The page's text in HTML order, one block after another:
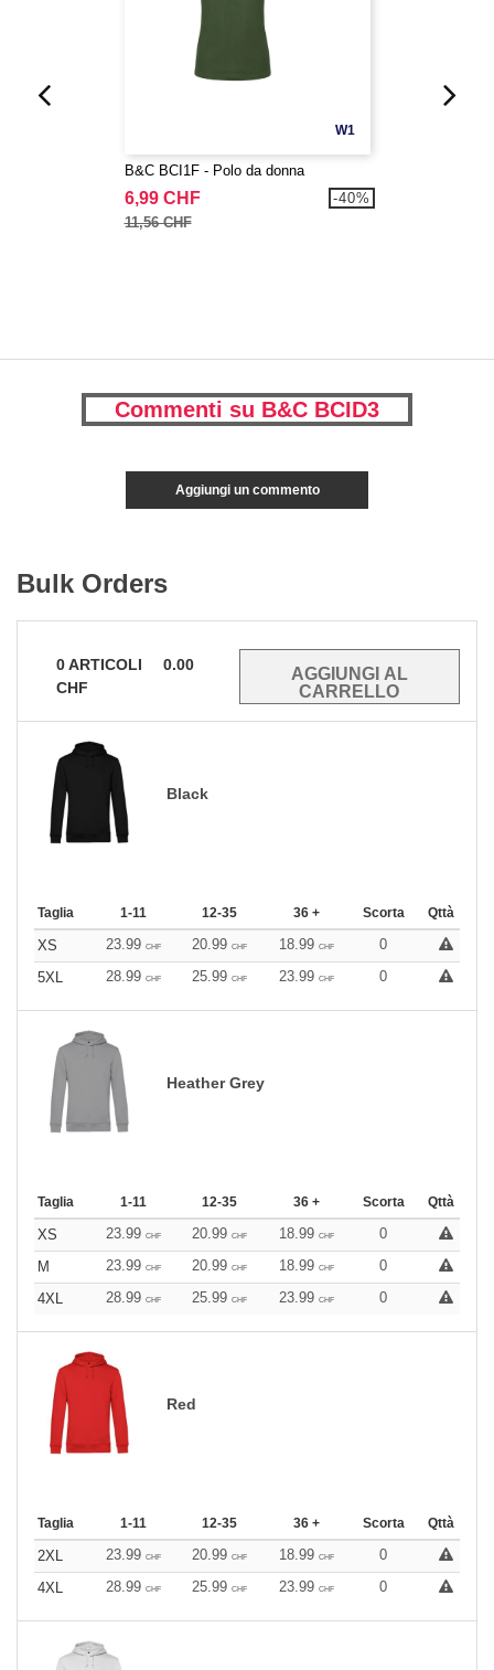
W1
B&C BCI1F - Polo da donna
6,99 CHF
11,56 CHF
-40%
Commenti su B&C BCID3
Aggiungi un commento
Bulk Orders
0ARTICOLI
0.00
CHF
Black
Taglia 1-11 12-35 36 + Scorta Qttà
XS 23.99 CHF 20.99 CHF 18.99 CHF
0
5XL
28.99 CHF 25.99 CHF 23.99 CHF 0
Heather Grey
Taglia 1-11 12-35 36 + Scorta Qttà
XS 23.99 CHF 20.99 CHF 18.99 CHF
0
M
23.99 CHF 20.99 CHF 18.99 CHF
0
4XL
28.99 CHF 25.99 CHF 23.99 CHF 0
Red
Taglia 1-11 12-35 36 + Scorta Qttà
2XL 23.99 CHF 20.99 CHF 18.99 CHF
0
4XL
28.99 CHF 25.99 CHF 23.99 CHF 0